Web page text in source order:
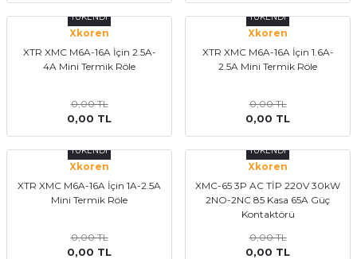
TÜKENDİ
Xkoren
XTR XMC M6A-16A İçin 2.5A-
4A Mini Termik Röle
0,00 TL
0,00 TL
TÜKENDİ
Xkoren
XTR XMC M6A-16A İçin 1.6A-
2.5A Mini Termik Röle
0,00 TL
0,00 TL
TÜKENDİ
Xkoren
XTR XMC M6A-16A İçin 1A-2.5A
Mini Termik Röle
0,00 TL
0,00 TL
TÜKENDİ
Xkoren
XMC-65 3P AC TİP 220V 30kW
2NO-2NC 85 Kasa 65A Güç
Kontaktörü
0,00 TL
0,00 TL